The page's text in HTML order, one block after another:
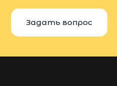
Задать вопрос